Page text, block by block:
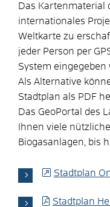
Das Kartenmaterial
internationales
Weltkarte zu
jeder Person per
System eingegeben
Als Alternative
Stadtplan als PDF
Das GeoPortal des
Ihnen viele
Biogasanlagen, bis
Stadtplan
Stadtplan